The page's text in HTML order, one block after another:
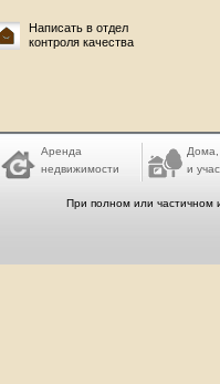
Написать в отдел
контроля качества
Аренда
недвижимости
Дома,
и
При полном или частичном